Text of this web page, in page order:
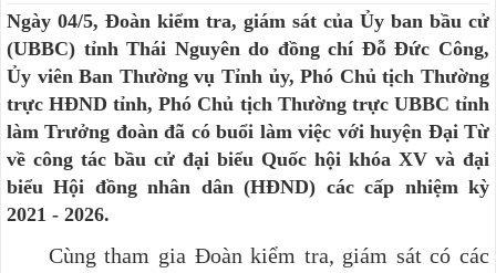
Ngày 04/5, Đoàn kiểm tra, giám sát của Ủy ban bầu cử
(UBBC) tỉnh Thái Nguyên do đồng chí Đỗ Đức Công,
Ủy viên Ban Thường vụ Tỉnh ủy, Phó Chủ tịch Thường
trực HĐND tỉnh, Phó Chủ tịch Thường trực UBBC tỉnh
làm Trưởng đoàn đã có buổi làm việc với huyện Đại Từ
về công tác bầu cử đại biểu Quốc hội khóa XV và đại
biểu Hội đồng nhân dân (HĐND) các cấp nhiệm kỳ
2021 - 2026.
Cùng tham gia Đoàn kiểm tra, giám sát có các